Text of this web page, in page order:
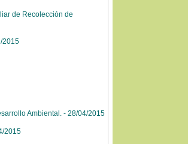
de Recolección de
2015
Ambiental. - 28/04/2015
2015